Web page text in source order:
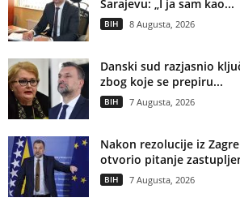
Sarajevu: „I ja sam kao...
BIH 8 Augusta, 2026
Danski sud razjasnio
zbog koje se prepiru...
BIH 7 Augusta, 2026
Nakon rezolucije iz
otvorio pitanje
BIH 7 Augusta, 2026